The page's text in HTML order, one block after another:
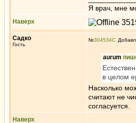
Я врач, мне
Наверх
Садко
Гость
№304534
aurum
в целом
Насколько
считают не
согласуется.
Наверх